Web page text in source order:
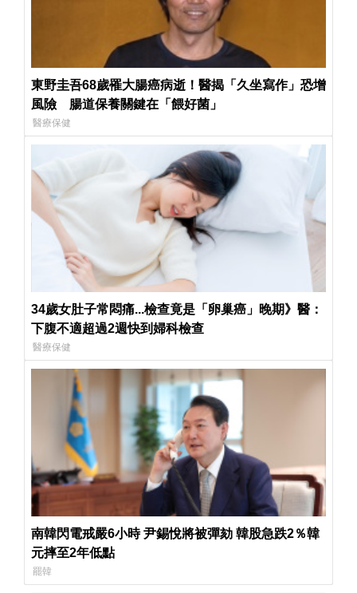
東野圭吾68歲罹大腸癌病逝！醫揭「久坐寫作」恐增
風險 腸道保養關鍵在「餵好菌」
醫療保健
34歲女肚子常悶痛...檢查竟是「卵巢癌」晚期》醫：
下腹不適超過2週快到婦科檢查
醫療保健
南韓閃電戒嚴6小時 尹錫悅將被彈劾 韓股急跌2％韓
元摔至2年低點
罷韓